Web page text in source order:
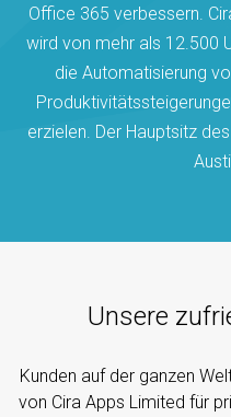
Office 365 verbessern.
wird von mehr als 12.500
die Automatisierung
erzielen. Der Hauptsitz
Unsere
Kunden auf der ganzen
von Cira Apps Limited für